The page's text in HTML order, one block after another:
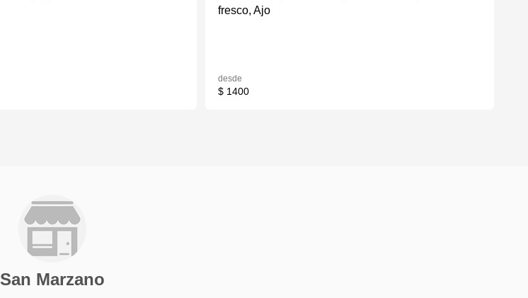
fresco, Ajo
desde
$ 1400
San Marzano